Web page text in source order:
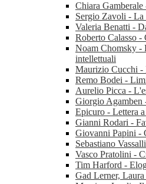
Chiara
Sergio Zavoli - La
Valeria Benatti -
Roberto Calasso -
Noam Chomsky -
intellettuali
Maurizio Cucchi -
Remo Bodei -
Aurelio Picca -
Giorgio Agamben
Epicuro - Lettera
Gianni Rodari -
Giovanni Papini -
Sebastiano
Vasco Pratolini -
Tim Harford -
Gad Lerner,